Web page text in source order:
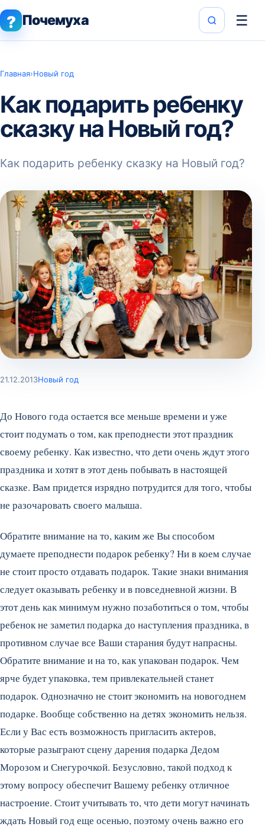
? Почемуха ☰
Главная›Новый год
Как подарить ребенку
сказку на Новый год?
Как подарить ребенку сказку на Новый год?
21.12.2013Новый год
До Нового года остается все меньше времени и уже
стоит подумать о том, как преподнести этот праздник
своему ребенку. Как известно, что дети очень ждут этого
праздника и хотят в этот день побывать в настоящей
сказке. Вам придется изрядно потрудится для того, чтобы
не разочаровать своего малыша.
Обратите внимание на то, каким же Вы способом
думаете преподнести подарок ребенку? Ни в коем случае
не стоит просто отдавать подарок. Такие знаки внимания
следует оказывать ребенку и в повседневной жизни. В
этот день как минимум нужно позаботиться о том, чтобы
ребенок не заметил подарка до наступления праздника, в
противном случае все Ваши старания будут напрасны.
Обратите внимание и на то, как упакован подарок. Чем
ярче будет упаковка, тем привлекательней станет
подарок. Однозначно не стоит экономить на новогоднем
подарке. Вообще собственно на детях экономить нельзя.
Если у Вас есть возможность пригласить актеров,
которые разыграют сцену дарения подарка Дедом
Морозом и Снегурочкой. Безусловно, такой подход к
этому вопросу обеспечит Вашему ребенку отличное
настроение. Стоит учитывать то, что дети могут начинать
ждать Новый год еще осенью, поэтому очень важно его